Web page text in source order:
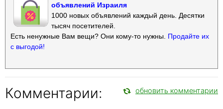
объявлений Израиля
1000 новых объявлений каждый день. Десятки
тысяч посетителей.
Есть ненужные Вам вещи? Они кому-то нужны. Продайте их
с выгодой!
Комментарии: обновить комментарии